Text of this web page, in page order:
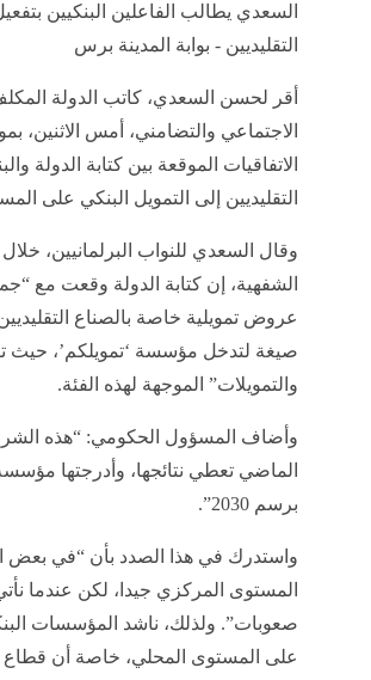
السعدي يطالب الفاعلين البنكيين
التقليديين - بوابة المدينة برس
أقر لحسن السعدي، كاتب الدولة المكلف
الاجتماعي والتضامني، أمس الاثنين،
الاتفاقيات الموقعة بين كتابة الدولة
التقليديين إلى التمويل البنكي على
وقال السعدي للنواب البرلمانيين،
الشفهية، إن كتابة الدولة وقعت مع
عروض تمويلية خاصة بالصناع
صيغة لتدخل مؤسسة ‘تمويلكم’،
والتمويلات” الموجهة لهذه الفئة.
وأضاف المسؤول الحكومي: “هذه
الماضي تعطي نتائجها، وأدرجتها
برسم 2030”.
واستدرك في هذا الصدد بأن “في بعض
المستوى المركزي جيدا، لكن عندما
صعوبات”. ولذلك، ناشد المؤسسات
على المستوى المحلي، خاصة أن قطاع